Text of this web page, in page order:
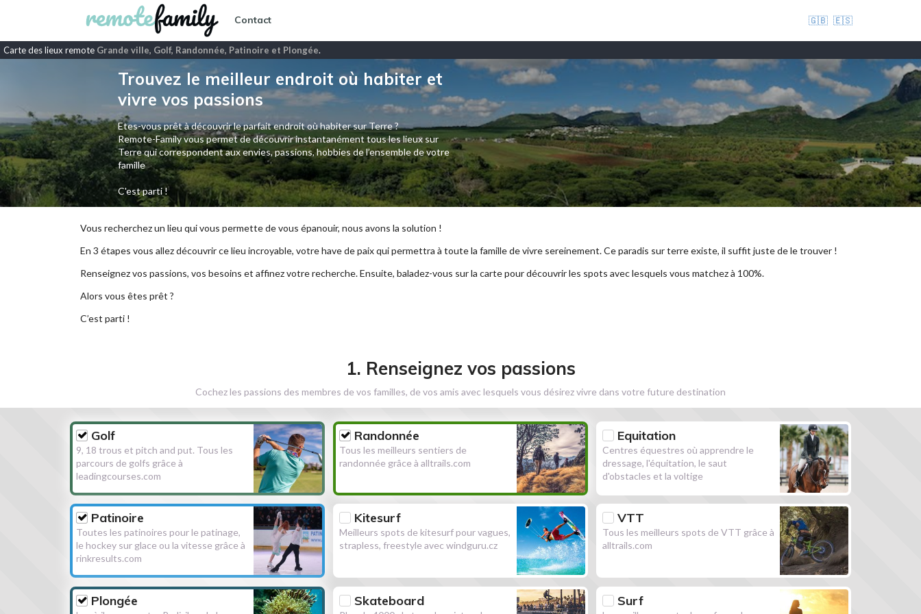
Contact 🇬🇧 🇪🇸
Carte des lieux remote Grande ville, Golf, Randonnée, Patinoire et Plongée.
Trouvez le meilleur endroit où habiter et
vivre vos passions
Etes-vous prêt à découvrir le parfait endroit où habiter sur Terre ?
Remote-Family vous permet de découvrir instantanément tous les lieux sur
Terre qui correspondent aux envies, passions, hobbies de l’ensemble de votre
famille
C'est parti !
Vous recherchez un lieu qui vous permette de vous épanouir, nous avons la solution !
En 3 étapes vous allez découvrir ce lieu incroyable, votre have de paix qui permettra à toute la famille de vivre sereinement. Ce paradis sur terre existe, il suffit juste de le trouver !
Renseignez vos passions, vos besoins et affinez votre recherche. Ensuite, baladez-vous sur la carte pour découvrir les spots avec lesquels vous matchez à 100%.
Alors vous êtes prêt ?
C’est parti !
1. Renseignez vos passions
Cochez les passions des membres de vos familles, de vos amis avec lesquels vous désirez vivre dans votre future destination
Golf
9, 18 trous et pitch and put. Tous les
parcours de golfs grâce à
leadingcourses.com
Randonnée
Tous les meilleurs sentiers de
randonnée grâce à alltrails.com
Equitation
Centres équestres où apprendre le
dressage, l'équitation, le saut
d'obstacles et la voltige
Patinoire
Toutes les patinoires pour le patinage,
le hockey sur glace ou la vitesse grâce à
rinkresults.com
Kitesurf
Meilleurs spots de kitesurf pour vagues,
strapless, freestyle avec windguru.cz
VTT
Tous les meilleurs spots de VTT grâce à
alltrails.com
Plongée Skateboard Surf